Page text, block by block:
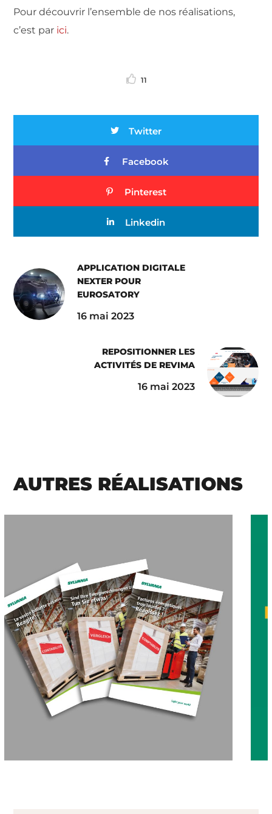
Pour découvrir l’ensemble de nos réalisations,
c’est par ici.
11
Twitter
Facebook
Pinterest
Linkedin
APPLICATION DIGITALE
NEXTER POUR
EUROSATORY
16 mai 2023
REPOSITIONNER LES
ACTIVITÉS DE REVIMA
16 mai 2023
AUTRES RÉALISATIONS